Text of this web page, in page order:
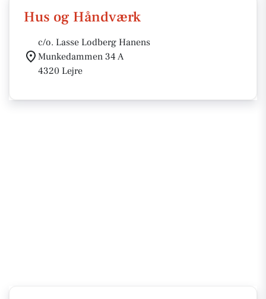
Hus og Håndværk
c/o. Lasse Lodberg Hanens
Munkedammen 34 A
4320 Lejre